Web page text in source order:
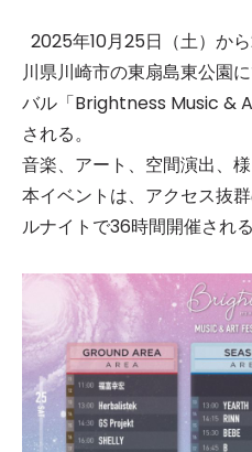
2025年10月25日（土）か
川県川崎市の東扇島東公園
バル「Brightness Music &
される。
音楽、アート、空間演出、
本イベントは、アクセス抜
ルナイトで36時間開催され